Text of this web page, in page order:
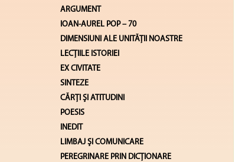
ARGUMENT
IOAN-AUREL POP – 70
DIMENSIUNI ALE UNITĂŢII NOASTRE
LECŢIILE ISTORIEI
EX CIVITATE
SINTEZE
CĂRŢI ŞI ATITUDINI
POESIS
INEDIT
LIMBAJ ŞI COMUNICARE
PEREGRINARE PRIN DICȚIONARE